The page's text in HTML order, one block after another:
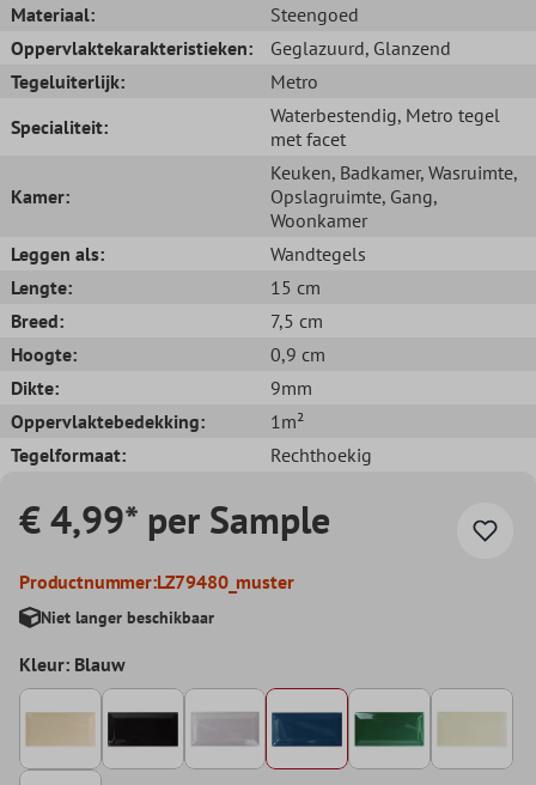
Materiaal:
Steengoed
Oppervlaktekarakteristieken:
Geglazuurd, Glanzend
Tegeluiterlijk:
Metro
Specialiteit:
Waterbestendig, Metro tegel
met facet
Kamer:
Keuken, Badkamer, Wasruimte,
Opslagruimte, Gang,
Woonkamer
Leggen als:
Wandtegels
Lengte:
15 cm
Breed:
7,5 cm
Hoogte:
0,9 cm
Dikte:
9mm
Oppervlaktebedekking:
1m²
Tegelformaat:
Rechthoekig
€ 4,99* per Sample
Productnummer:LZ79480_muster
Niet langer beschikbaar
Kleur: Blauw